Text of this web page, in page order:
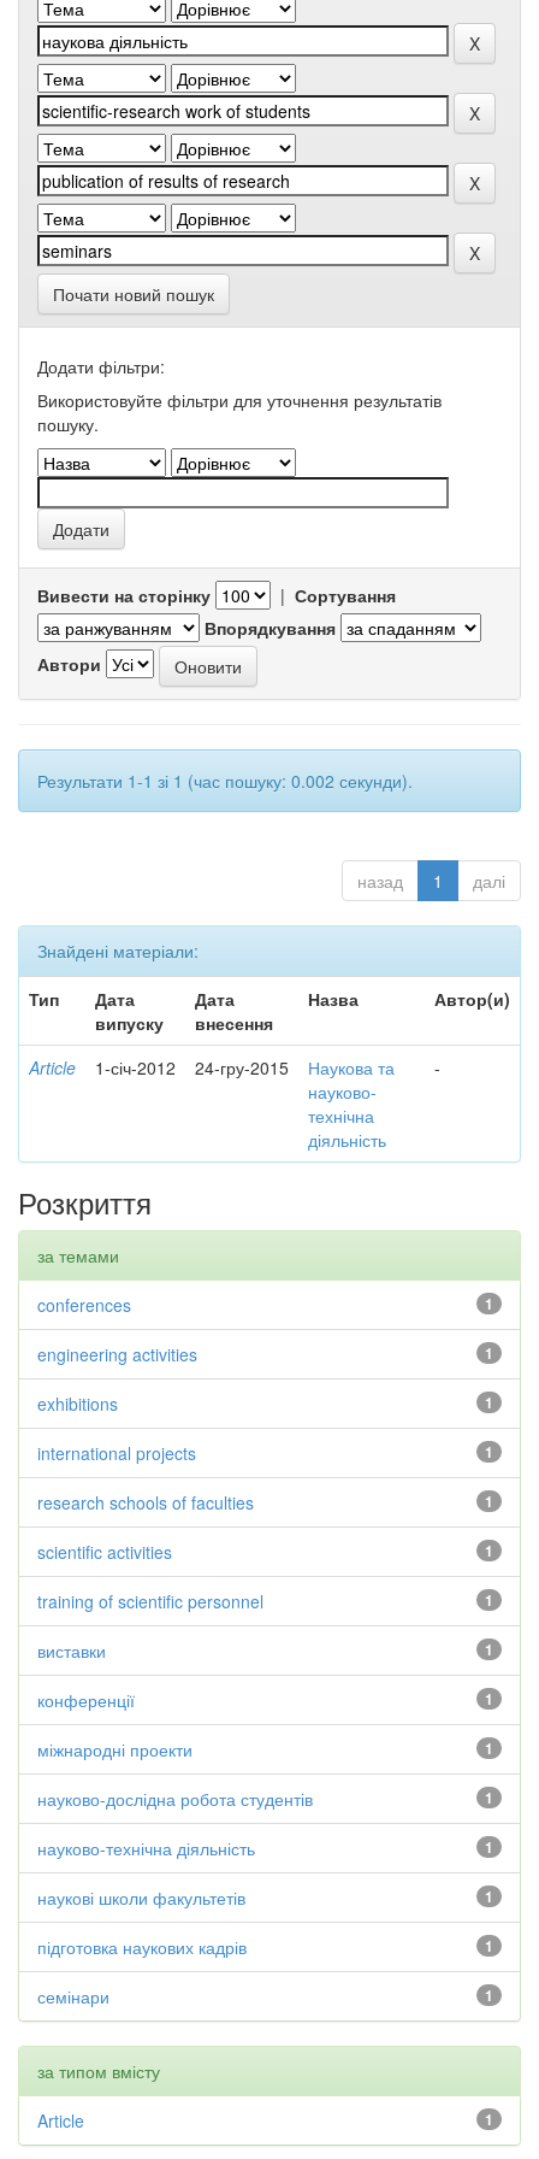
Почати новий пошук
Додати фільтри:
Використовуйте фільтри для уточнення результатів
пошуку.
Вивести на сторінку | Сортування
Впорядкування
Автори
Результати 1-1 зі 1 (час пошуку: 0.002 секунди).
назад 1 далі
Знайдені матеріали:
Тип
Дата
випуску
Дата
внесення
Назва Автор(и)
Article 1-січ-2012 24-гру-2015
Наукова та
науково-
технічна
діяльність
-
Розкриття
за темами
1
conferences
1
engineering activities
1
exhibitions
1
international projects
1
research schools of faculties
1
scientific activities
1
training of scientific personnel
1
виставки
1
конференції
1
міжнародні проекти
1
науково-дослідна робота студентів
1
науково-технічна діяльність
1
наукові школи факультетів
1
підготовка наукових кадрів
1
семінари
за типом вмісту
1
Article